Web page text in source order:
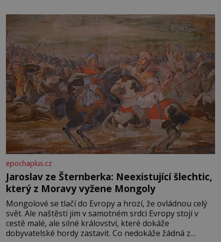
epochaplus.cz
Jaroslav ze Šternberka: Neexistující šlechtic,
který z Moravy vyžene Mongoly
Mongolové se tlačí do Evropy a hrozí, že ovládnou celý
svět. Ale naštěstí jim v samotném srdci Evropy stojí v
cestě malé, ale silné království, které dokáže
dobyvatelské hordy zastavit. Co nedokáže žádná z